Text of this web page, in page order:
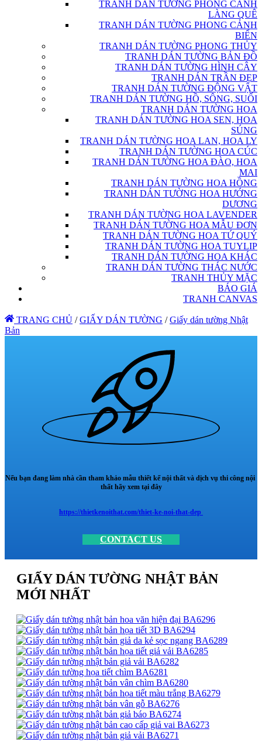
TRANH DÁN TƯỜNG PHONG CẢNH
LÀNG QUÊ
TRANH DÁN TƯỜNG PHONG CẢNH
BIỂN
TRANH DÁN TƯỜNG PHONG THỦY
TRANH DÁN TƯỜNG BẢN ĐỒ
TRANH DÁN TƯỜNG HÌNH CÂY
TRANH DÁN TRẦN ĐẸP
TRANH DÁN TƯỜNG ĐỘNG VẬT
TRANH DÁN TƯỜNG HỒ, SÔNG, SUỐI
TRANH DÁN TƯỜNG HOA
TRANH DÁN TƯỜNG HOA SEN, HOA
SÚNG
TRANH DÁN TƯỜNG HOA LAN, HOA LY
TRANH DÁN TƯỜNG HOA CÚC
TRANH DÁN TƯỜNG HOA ĐÀO, HOA
MAI
TRANH DÁN TƯỜNG HOA HỒNG
TRANH DÁN TƯỜNG HOA HƯỚNG
DƯƠNG
TRANH DÁN TƯỜNG HOA LAVENDER
TRANH DÁN TƯỜNG HOA MẪU ĐƠN
TRANH DÁN TƯỜNG HOA TỨ QUÝ
TRANH DÁN TƯỜNG HOA TUYLIP
TRANH DÁN TƯỜNG HOA KHÁC
TRANH DÁN TƯỜNG THÁC NƯỚC
TRANH THỦY MẶC
BÁO GIÁ
TRANH CANVAS
TRANG CHỦ / GIẤY DÁN TƯỜNG / Giấy dán tường Nhật
Bản
Nếu bạn đang làm nhà cần tham khảo mẫu thiết kế nội thất và dịch vụ thi công nội
thất hãy xem tại đây
https://thietkenoithat.com/thiet-ke-noi-that-dep
CONTACT US
GIẤY DÁN TƯỜNG NHẬT BẢN
MỚI NHẤT